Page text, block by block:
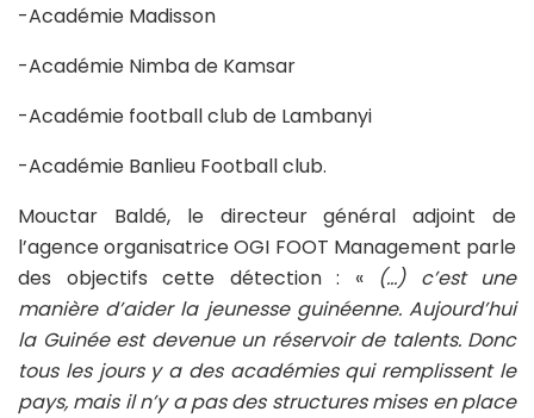
-Académie Madisson
-Académie Nimba de Kamsar
-Académie football club de Lambanyi
-Académie Banlieu Football club.
Mouctar Baldé, le directeur général adjoint de
l’agence organisatrice OGI FOOT Management parle
des objectifs cette détection : « (…) c’est une
manière d’aider la jeunesse guinéenne. Aujourd’hui
la Guinée est devenue un réservoir de talents. Donc
tous les jours y a des académies qui remplissent le
pays, mais il n’y a pas des structures mises en place